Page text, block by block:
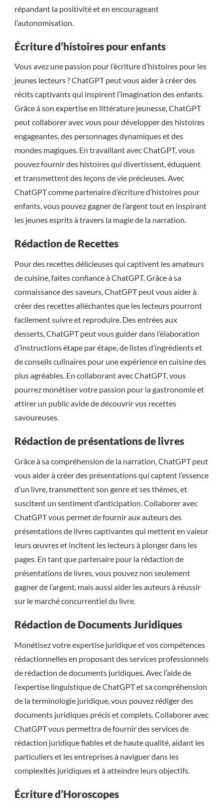
répandant la positivité et en encourageant
l’autonomisation.
Écriture d’histoires pour enfants
Vous avez une passion pour l’écriture d’histoires pour les
jeunes lecteurs ? ChatGPT peut vous aider à créer des
récits captivants qui inspirent l’imagination des enfants.
Grâce à son expertise en littérature jeunesse, ChatGPT
peut collaborer avec vous pour développer des histoires
engageantes, des personnages dynamiques et des
mondes magiques. En travaillant avec ChatGPT, vous
pouvez fournir des histoires qui divertissent, éduquent
et transmettent des leçons de vie précieuses. Avec
ChatGPT comme partenaire d’écriture d’histoires pour
enfants, vous pouvez gagner de l’argent tout en inspirant
les jeunes esprits à travers la magie de la narration.
Rédaction de Recettes
Pour des recettes délicieuses qui captivent les amateurs
de cuisine, faites confiance à ChatGPT. Grâce à sa
connaissance des saveurs, ChatGPT peut vous aider à
créer des recettes alléchantes que les lecteurs pourront
facilement suivre et reproduire. Des entrées aux
desserts, ChatGPT peut vous guider dans l’élaboration
d’instructions étape par étape, de listes d’ingrédients et
de conseils culinaires pour une expérience en cuisine des
plus agréables. En collaborant avec ChatGPT, vous
pourrez monétiser votre passion pour la gastronomie et
attirer un public avide de découvrir vos recettes
savoureuses.
Rédaction de présentations de livres
Grâce à sa compréhension de la narration, ChatGPT peut
vous aider à créer des présentations qui captent l’essence
d’un livre, transmettent son genre et ses thèmes, et
suscitent un sentiment d’anticipation. Collaborer avec
ChatGPT vous permet de fournir aux auteurs des
présentations de livres captivantes qui mettent en valeur
leurs œuvres et incitent les lecteurs à plonger dans les
pages. En tant que partenaire pour la rédaction de
présentations de livres, vous pouvez non seulement
gagner de l’argent, mais aussi aider les auteurs à réussir
sur le marché concurrentiel du livre.
Rédaction de Documents Juridiques
Monétisez votre expertise juridique et vos compétences
rédactionnelles en proposant des services professionnels
de rédaction de documents juridiques. Avec l’aide de
l’expertise linguistique de ChatGPT et sa compréhension
de la terminologie juridique, vous pouvez rédiger des
documents juridiques précis et complets. Collaborer avec
ChatGPT vous permettra de fournir des services de
rédaction juridique fiables et de haute qualité, aidant les
particuliers et les entreprises à naviguer dans les
complexités juridiques et à atteindre leurs objectifs.
Écriture d’Horoscopes